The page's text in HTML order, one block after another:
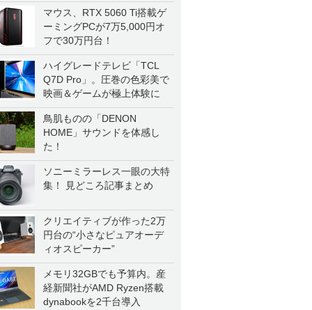
マウス、RTX 5060 Ti搭載ゲ
ーミングPCが7万5,000円オ
フで30万円台！
ハイグレードテレビ「TCL
Q7D Pro」。圧巻の色彩美で
映画＆ゲームが極上体験に
鳥肌ものの「DENON
HOME」サウンドを体感し
た！
ソニーミラーレス一眼の大特
集！ 見どころ記事まとめ
クリエイティブが作った2万
円台の“小さなピュアオーデ
ィオスピーカー”
メモリ32GBでも予算内。産
経新聞社がAMD Ryzen搭載
dynabookを2千台導入